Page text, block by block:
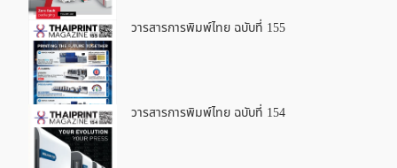
วารสารการพิมพ์ไทย ฉบับที่ 155
วารสารการพิมพ์ไทย ฉบับที่ 154